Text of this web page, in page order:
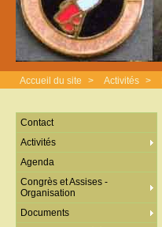
Accueil du site > Activités >
Contact
Activités
Agenda
Congrès et Assises -
Organisation
Documents